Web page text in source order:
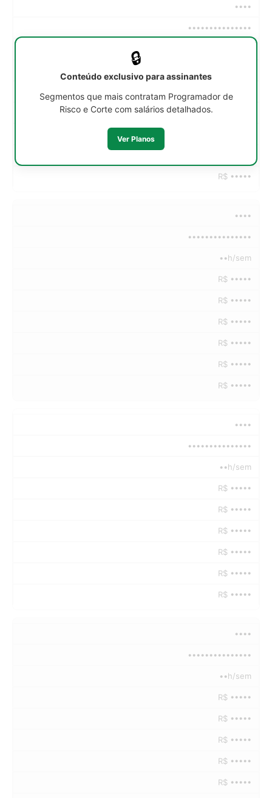
••••
•••••••••••••••
R$ •••••
R$ •••••
••••
•••••••••••••••
••h/sem
R$ •••••
R$ •••••
R$ •••••
R$ •••••
R$ •••••
R$ •••••
••••
•••••••••••••••
••h/sem
R$ •••••
R$ •••••
R$ •••••
R$ •••••
R$ •••••
R$ •••••
••••
•••••••••••••••
••h/sem
R$ •••••
R$ •••••
R$ •••••
R$ •••••
R$ •••••
🔒
Conteúdo exclusivo para assinantes
Segmentos que mais contratam Programador de
Risco e Corte com salários detalhados.
Ver Planos